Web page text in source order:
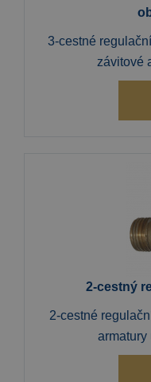
3-cestné
závitové
2-cestný
2-cestné
armatury